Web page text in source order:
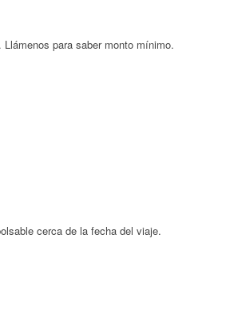
para saber monto mínimo.
cerca de la fecha del viaje.